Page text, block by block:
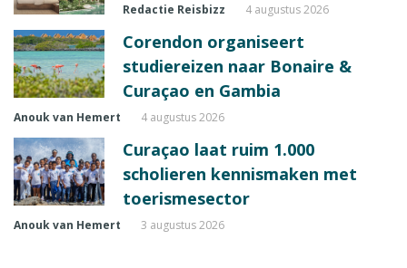
Redactie Reisbizz 4 augustus 2026
Corendon organiseert
studiereizen naar Bonaire &
Curaçao en Gambia
Anouk van Hemert 4 augustus 2026
Curaçao laat ruim 1.000
scholieren kennismaken met
toerismesector
Anouk van Hemert 3 augustus 2026